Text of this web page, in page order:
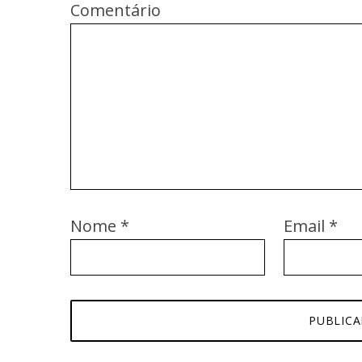
Comentário
Nome * Email *